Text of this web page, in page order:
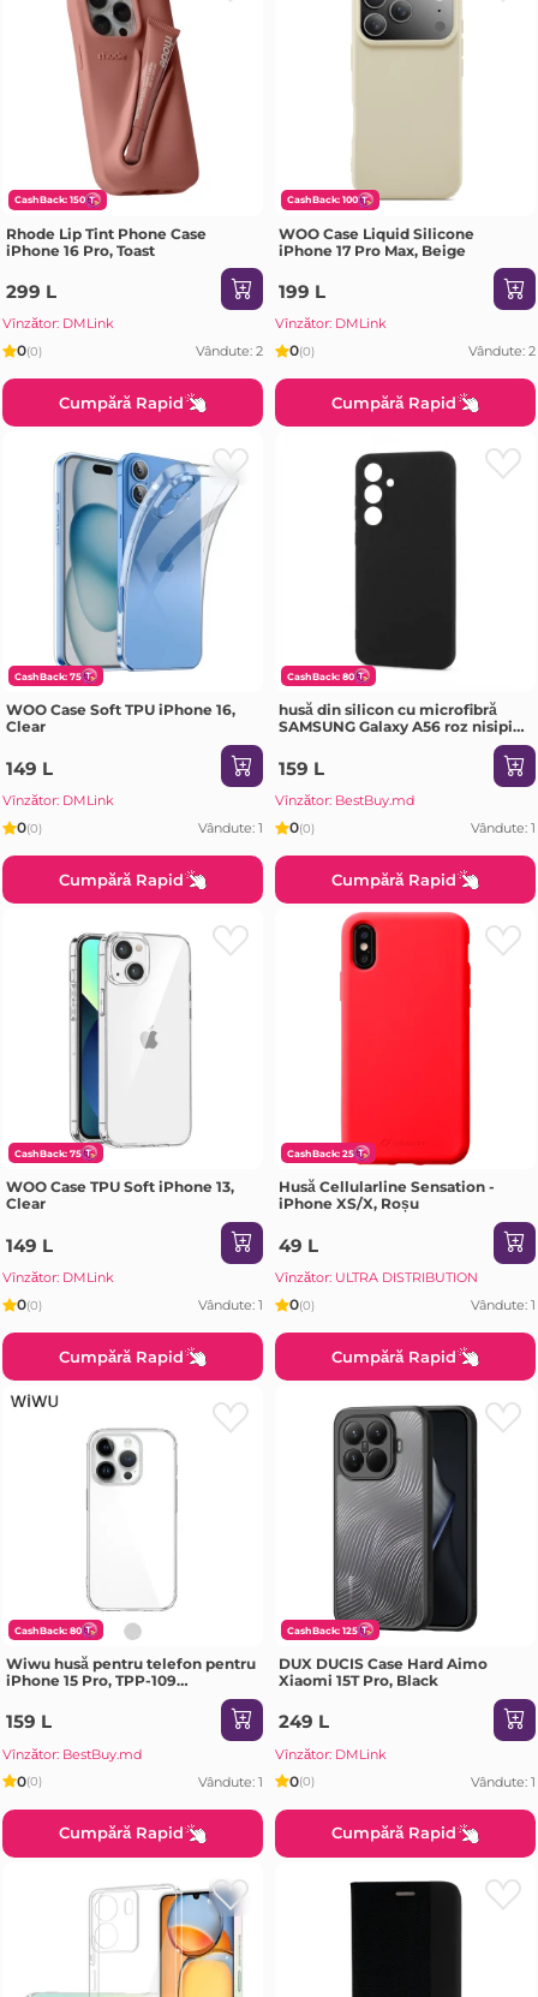
CashBack: 150
Rhode Lip Tint Phone Case
iPhone 16 Pro, Toast
299 L
Vînzător: DMLink
0(0) Vândute: 2
Cumpără Rapid
CashBack: 100
WOO Case Liquid Silicone
iPhone 17 Pro Max, Beige
199 L
Vînzător: DMLink
0(0) Vândute: 2
Cumpără Rapid
CashBack: 75
WOO Case Soft TPU iPhone 16,
Clear
149 L
Vînzător: DMLink
0(0) Vândute: 1
Cumpără Rapid
CashBack: 80
husă din silicon cu microfibră
SAMSUNG Galaxy A56 roz nisipiu
159 L
Vînzător: BestBuy.md
0(0) Vândute: 1
Cumpără Rapid
CashBack: 75
WOO Case TPU Soft iPhone 13,
Clear
149 L
Vînzător: DMLink
0(0) Vândute: 1
Cumpără Rapid
CashBack: 25
Husă Cellularline Sensation -
iPhone XS/X, Roșu
49 L
Vînzător: ULTRA DISTRIBUTION
0(0) Vândute: 1
Cumpără Rapid
CashBack: 80
Wiwu husă pentru telefon pentru
iPhone 15 Pro, TPP-109
159 L
Vînzător: BestBuy.md
0(0) Vândute: 1
Cumpără Rapid
CashBack: 125
DUX DUCIS Case Hard Aimo
Xiaomi 15T Pro, Black
249 L
Vînzător: DMLink
0(0) Vândute: 1
Cumpără Rapid